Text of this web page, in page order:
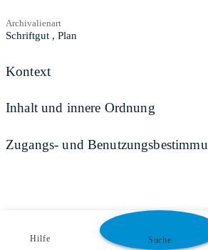
Archivalienart
Schriftgut , Plan
Kontext
Inhalt und innere Ordnung
Zugangs- und
Hilfe Suche